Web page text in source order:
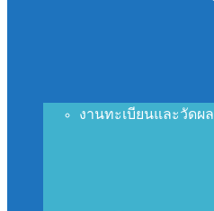
งานทะเบียนและวัดผล